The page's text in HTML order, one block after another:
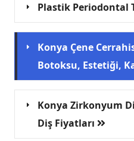
Plastik Periodontal
Konya Çene
Botoksu, Estetiği,
Konya Zirkonyum
Diş Fiyatları